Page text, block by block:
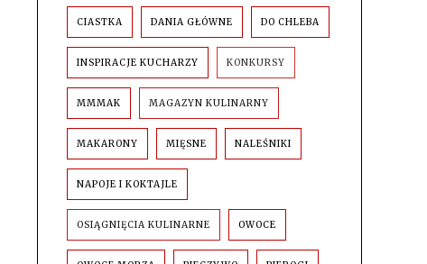
CIASTKA DANIA GŁÓWNE DO CHLEBA
INSPIRACJE KUCHARZY KONKURSY
MMMAK MAGAZYN KULINARNY
MAKARONY MIĘSNE NALEŚNIKI
NAPOJE I KOKTAJLE
OSIĄGNIĘCIA KULINARNE OWOCE